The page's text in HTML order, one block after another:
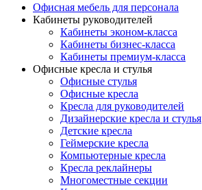
Офисная мебель для персонала
Кабинеты руководителей
Кабинеты эконом-класса
Кабинеты бизнес-класса
Кабинеты премиум-класса
Офисные кресла и стулья
Офисные стулья
Офисные кресла
Кресла для руководителей
Дизайнерские кресла и стулья
Детские кресла
Геймерские кресла
Компьютерные кресла
Кресла реклайнеры
Многоместные секции